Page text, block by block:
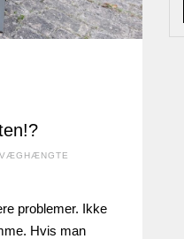
VÆGHÆNGTE
problemer. Ikke
Hvis man